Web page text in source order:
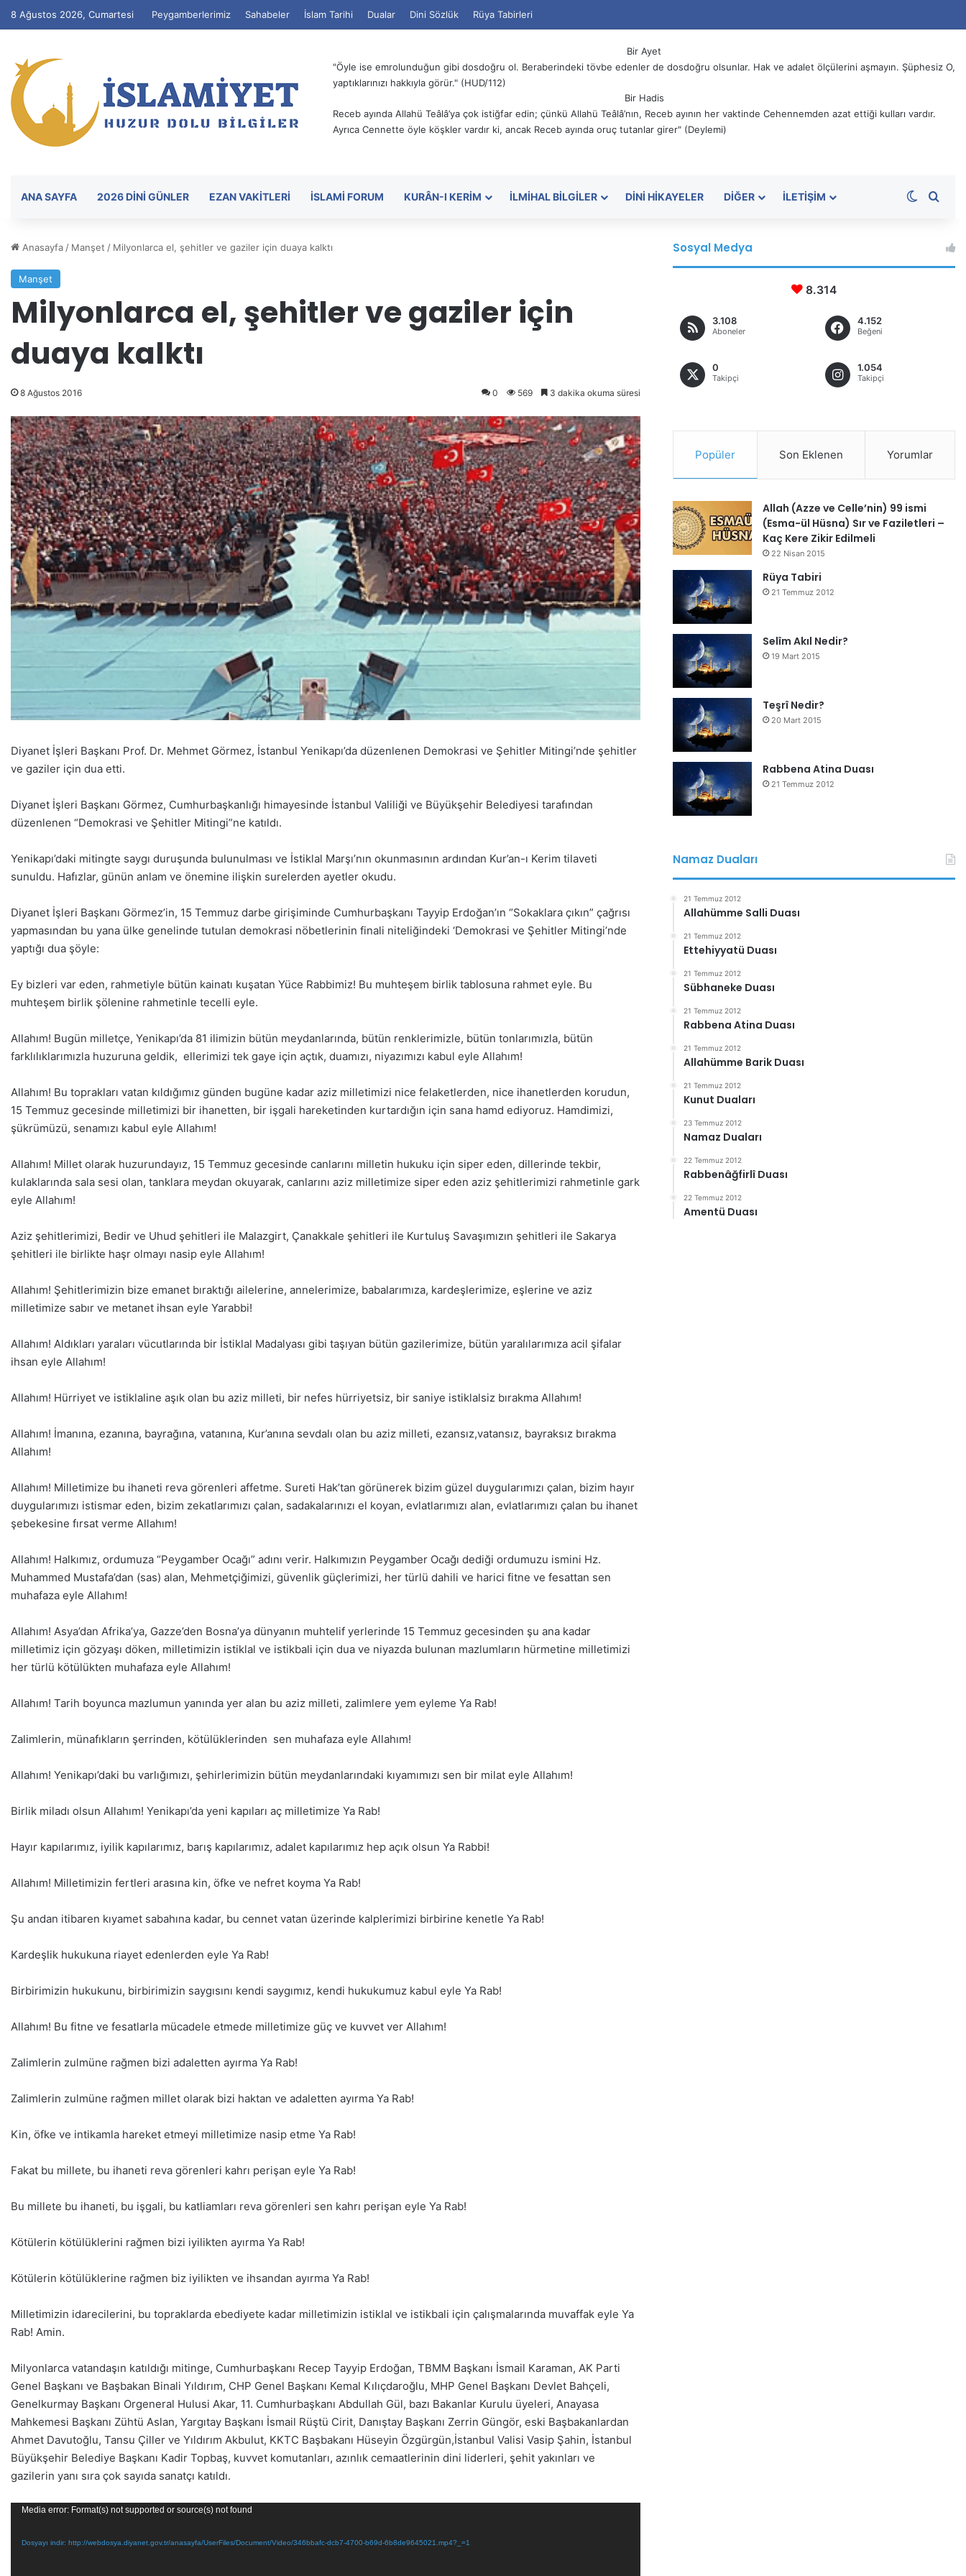
8 Ağustos 2026, Cumartesi Peygamberlerimiz Sahabeler İslam Tarihi Dualar Dini Sözlük Rüya Tabirleri
Bir Ayet
"Öyle ise emrolunduğun gibi dosdoğru ol. Beraberindeki tövbe edenler de dosdoğru olsunlar. Hak ve adalet ölçülerini aşmayın. Şüphesiz O,
yaptıklarınızı hakkıyla görür." (HUD/112)
Bir Hadis
Receb ayında Allahü Teâlâ’ya çok istiğfar edin; çünkü Allahü Teâlâ’nın, Receb ayının her vaktinde Cehennemden azat ettiği kulları vardır.
Ayrıca Cennette öyle köşkler vardır ki, ancak Receb ayında oruç tutanlar girer" (Deylemi)
ANA SAYFA 2026 DİNİ GÜNLER EZAN VAKITLERI İSLAMI FORUM KURÂN-I KERIM İLMIHAL BILGILER DINI HIKAYELER DIĞER İLETIŞIM Dış
Anasayfa / Manşet / Milyonlarca el, şehitler ve gaziler için duaya kalktı
Manşet
Milyonlarca el, şehitler ve gaziler için
duaya kalktı
8 Ağustos 2016 0 569 3 dakika okuma süresi
Diyanet İşleri Başkanı Prof. Dr. Mehmet Görmez, İstanbul Yenikapı’da düzenlenen Demokrasi ve Şehitler Mitingi’nde şehitler
ve gaziler için dua etti.
Diyanet İşleri Başkanı Görmez, Cumhurbaşkanlığı himayesinde İstanbul Valiliği ve Büyükşehir Belediyesi tarafından
düzenlenen “Demokrasi ve Şehitler Mitingi”ne katıldı.
Yenikapı’daki mitingte saygı duruşunda bulunulması ve İstiklal Marşı’nın okunmasının ardından Kur’an-ı Kerim tilaveti
sunuldu. Hafızlar, günün anlam ve önemine ilişkin surelerden ayetler okudu.
Diyanet İşleri Başkanı Görmez’in, 15 Temmuz darbe girişiminde Cumhurbaşkanı Tayyip Erdoğan’ın “Sokaklara çıkın” çağrısı
yapmasından bu yana ülke genelinde tutulan demokrasi nöbetlerinin finali niteliğindeki ‘Demokrasi ve Şehitler Mitingi’nde
yaptığı dua şöyle:
Ey bizleri var eden, rahmetiyle bütün kainatı kuşatan Yüce Rabbimiz! Bu muhteşem birlik tablosuna rahmet eyle. Bu
muhteşem birlik şölenine rahmetinle tecelli eyle.
Allahım! Bugün milletçe, Yenikapı’da 81 ilimizin bütün meydanlarında, bütün renklerimizle, bütün tonlarımızla, bütün
farklılıklarımızla huzuruna geldik, ellerimizi tek gaye için açtık, duamızı, niyazımızı kabul eyle Allahım!
Allahım! Bu toprakları vatan kıldığımız günden bugüne kadar aziz milletimizi nice felaketlerden, nice ihanetlerden korudun,
15 Temmuz gecesinde milletimizi bir ihanetten, bir işgali hareketinden kurtardığın için sana hamd ediyoruz. Hamdimizi,
şükrümüzü, senamızı kabul eyle Allahım!
Allahım! Millet olarak huzurundayız, 15 Temmuz gecesinde canlarını milletin hukuku için siper eden, dillerinde tekbir,
kulaklarında sala sesi olan, tanklara meydan okuyarak, canlarını aziz milletimize siper eden aziz şehitlerimizi rahmetinle gark
eyle Allahım!
Aziz şehitlerimizi, Bedir ve Uhud şehitleri ile Malazgirt, Çanakkale şehitleri ile Kurtuluş Savaşımızın şehitleri ile Sakarya
şehitleri ile birlikte haşr olmayı nasip eyle Allahım!
Allahım! Şehitlerimizin bize emanet bıraktığı ailelerine, annelerimize, babalarımıza, kardeşlerimize, eşlerine ve aziz
milletimize sabır ve metanet ihsan eyle Yarabbi!
Allahım! Aldıkları yaraları vücutlarında bir İstiklal Madalyası gibi taşıyan bütün gazilerimize, bütün yaralılarımıza acil şifalar
ihsan eyle Allahım!
Allahım! Hürriyet ve istiklaline aşık olan bu aziz milleti, bir nefes hürriyetsiz, bir saniye istiklalsiz bırakma Allahım!
Allahım! İmanına, ezanına, bayrağına, vatanına, Kur’anına sevdalı olan bu aziz milleti, ezansız,vatansız, bayraksız bırakma
Allahım!
Allahım! Milletimize bu ihaneti reva görenleri affetme. Sureti Hak’tan görünerek bizim güzel duygularımızı çalan, bizim hayır
duygularımızı istismar eden, bizim zekatlarımızı çalan, sadakalarınızı el koyan, evlatlarımızı alan, evlatlarımızı çalan bu ihanet
şebekesine fırsat verme Allahım!
Allahım! Halkımız, ordumuza “Peygamber Ocağı” adını verir. Halkımızın Peygamber Ocağı dediği ordumuzu ismini Hz.
Muhammed Mustafa’dan (sas) alan, Mehmetçiğimizi, güvenlik güçlerimizi, her türlü dahili ve harici fitne ve fesattan sen
muhafaza eyle Allahım!
Allahım! Asya’dan Afrika’ya, Gazze’den Bosna’ya dünyanın muhtelif yerlerinde 15 Temmuz gecesinden şu ana kadar
milletimiz için gözyaşı döken, milletimizin istiklal ve istikbali için dua ve niyazda bulunan mazlumların hürmetine milletimizi
her türlü kötülükten muhafaza eyle Allahım!
Allahım! Tarih boyunca mazlumun yanında yer alan bu aziz milleti, zalimlere yem eyleme Ya Rab!
Zalimlerin, münafıkların şerrinden, kötülüklerinden sen muhafaza eyle Allahım!
Allahım! Yenikapı’daki bu varlığımızı, şehirlerimizin bütün meydanlarındaki kıyamımızı sen bir milat eyle Allahım!
Birlik miladı olsun Allahım! Yenikapı’da yeni kapıları aç milletimize Ya Rab!
Hayır kapılarımız, iyilik kapılarımız, barış kapılarımız, adalet kapılarımız hep açık olsun Ya Rabbi!
Allahım! Milletimizin fertleri arasına kin, öfke ve nefret koyma Ya Rab!
Şu andan itibaren kıyamet sabahına kadar, bu cennet vatan üzerinde kalplerimizi birbirine kenetle Ya Rab!
Kardeşlik hukukuna riayet edenlerden eyle Ya Rab!
Birbirimizin hukukunu, birbirimizin saygısını kendi saygımız, kendi hukukumuz kabul eyle Ya Rab!
Allahım! Bu fitne ve fesatlarla mücadele etmede milletimize güç ve kuvvet ver Allahım!
Zalimlerin zulmüne rağmen bizi adaletten ayırma Ya Rab!
Zalimlerin zulmüne rağmen millet olarak bizi haktan ve adaletten ayırma Ya Rab!
Kin, öfke ve intikamla hareket etmeyi milletimize nasip etme Ya Rab!
Fakat bu millete, bu ihaneti reva görenleri kahrı perişan eyle Ya Rab!
Bu millete bu ihaneti, bu işgali, bu katliamları reva görenleri sen kahrı perişan eyle Ya Rab!
Kötülerin kötülüklerini rağmen bizi iyilikten ayırma Ya Rab!
Kötülerin kötülüklerine rağmen biz iyilikten ve ihsandan ayırma Ya Rab!
Milletimizin idarecilerini, bu topraklarda ebediyete kadar milletimizin istiklal ve istikbali için çalışmalarında muvaffak eyle Ya
Rab! Amin.
Milyonlarca vatandaşın katıldığı mitinge, Cumhurbaşkanı Recep Tayyip Erdoğan, TBMM Başkanı İsmail Karaman, AK Parti
Genel Başkanı ve Başbakan Binali Yıldırım, CHP Genel Başkanı Kemal Kılıçdaroğlu, MHP Genel Başkanı Devlet Bahçeli,
Genelkurmay Başkanı Orgeneral Hulusi Akar, 11. Cumhurbaşkanı Abdullah Gül, bazı Bakanlar Kurulu üyeleri, Anayasa
Mahkemesi Başkanı Zühtü Aslan, Yargıtay Başkanı İsmail Rüştü Cirit, Danıştay Başkanı Zerrin Güngör, eski Başbakanlardan
Ahmet Davutoğlu, Tansu Çiller ve Yıldırım Akbulut, KKTC Başbakanı Hüseyin Özgürgün,İstanbul Valisi Vasip Şahin, İstanbul
Büyükşehir Belediye Başkanı Kadir Topbaş, kuvvet komutanları, azınlık cemaatlerinin dini liderleri, şehit yakınları ve
gazilerin yanı sıra çok sayıda sanatçı katıldı.
Video
Media error: Format(s) not supported or source(s) not found
Dosyayı indir: http://webdosya.diyanet.gov.tr/anasayfa/UserFiles/Document/Video/346bbafc-dcb7-4700-b69d-6b8de9645021.mp4?_=1
Sosyal Medya
8.314
3.108
Aboneler
4.152
Beğeni
0
Takipçi
1.054
Takipçi
Popüler Son Eklenen Yorumlar
Allah (Azze ve Celle’nin) 99 ismi
(Esma-ül Hüsna) Sır ve Faziletleri –
Kaç Kere Zikir Edilmeli
22 Nisan 2015
Rüya Tabiri
21 Temmuz 2012
Selîm Akıl Nedir?
19 Mart 2015
Teşrî Nedir?
20 Mart 2015
Rabbena Atina Duası
21 Temmuz 2012
Namaz Duaları
21 Temmuz 2012
Allahümme Salli Duası
21 Temmuz 2012
Ettehiyyatü Duası
21 Temmuz 2012
Sübhaneke Duası
21 Temmuz 2012
Rabbena Atina Duası
21 Temmuz 2012
Allahümme Barik Duası
21 Temmuz 2012
Kunut Duaları
23 Temmuz 2012
Namaz Duaları
22 Temmuz 2012
Rabbenâğfirlî Duası
22 Temmuz 2012
Amentü Duası